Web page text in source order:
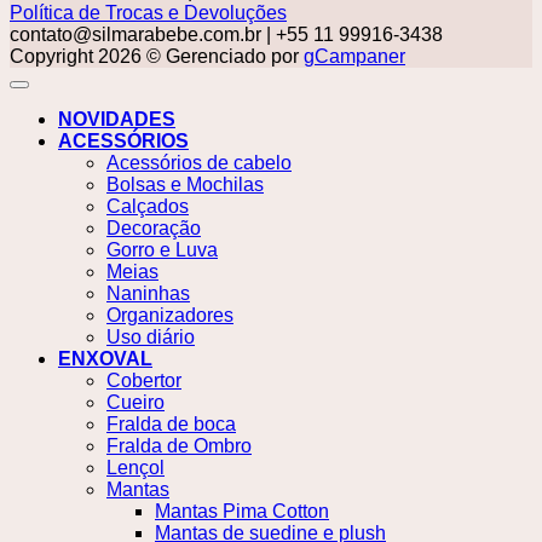
Política de Trocas e Devoluções
contato@silmarabebe.com.br | +55 11 99916-3438
Copyright 2026 © Gerenciado por gCampaner
NOVIDADES
ACESSÓRIOS
Acessórios de cabelo
Bolsas e Mochilas
Calçados
Decoração
Gorro e Luva
Meias
Naninhas
Organizadores
Uso diário
ENXOVAL
Cobertor
Cueiro
Fralda de boca
Fralda de Ombro
Lençol
Mantas
Mantas Pima Cotton
Mantas de suedine e plush